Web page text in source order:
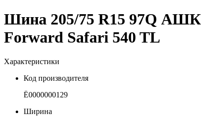
Шина 205/75 R15 97Q АШК
Forward Safari 540 TL
Характеристики
Код производителя
Ё0000000129
Ширина